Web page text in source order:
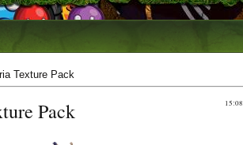
Texture Pack
15:08
Pack